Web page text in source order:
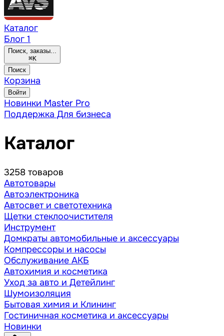
Каталог
Блог 1
Поиск, заказы...
⌘K
Поиск
Корзина
Войти
Новинки Master Pro
Поддержка Для бизнеса
Каталог
3258 товаров
Автотовары
Автоэлектроника
Автосвет и светотехника
Щетки стеклоочистителя
Инструмент
Домкраты автомобильные и аксессуары
Компрессоры и насосы
Обслуживание АКБ
Автохимия и косметика
Уход за авто и Детейлинг
Шумоизоляция
Бытовая химия и Клининг
Гостиничная косметика и аксессуары
Новинки